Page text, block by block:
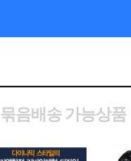
묶음배송 가능상품